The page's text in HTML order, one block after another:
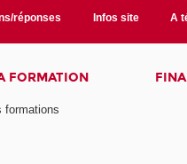
réponses Infos site A
FORMATION
formations